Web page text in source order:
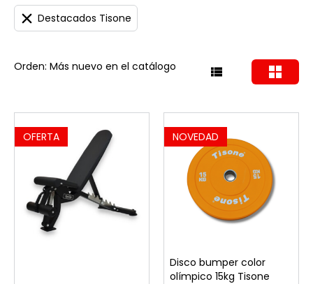
Destacados Tisone
Orden: Más nuevo en el catálogo
OFERTA NOVEDAD
Disco bumper color
olímpico 15kg Tisone